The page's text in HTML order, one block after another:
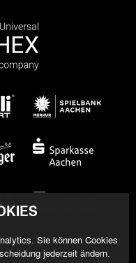
Sie können Cookies
jederzeit ändern.